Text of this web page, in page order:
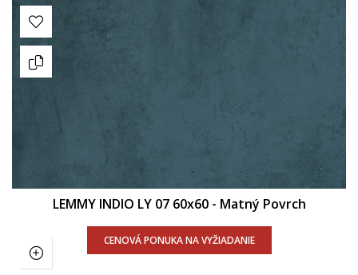
LEMMY INDIO LY 07 60x60 - Matný Povrch
CENOVÁ PONUKA NA VYŽIADANIE